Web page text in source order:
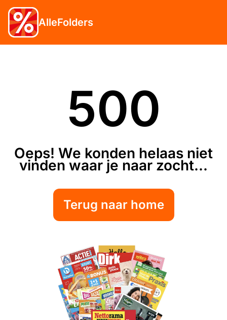
AlleFolders
500
Oeps! We konden helaas niet
vinden waar je naar zocht...
Terug naar home